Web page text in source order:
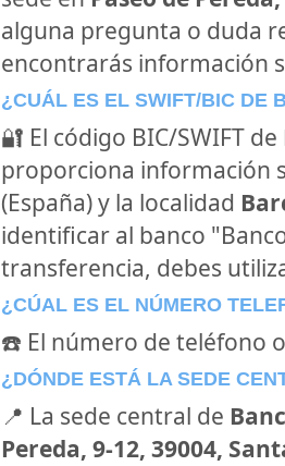
alguna pregunta o duda
encontrarás información
¿CUÁL ES EL SWIFT/BIC DE
🔐 El código BIC/SWIFT de
proporciona información
(España) y la localidad
identificar al banco
transferencia, debes
¿CÚAL ES EL NÚMERO
☎️ El número de teléfono
¿DÓNDE ESTÁ LA SEDE
📍 La sede central de
Pereda, 9-12, 39004,